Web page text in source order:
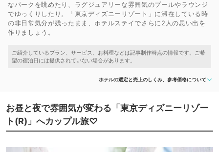
なパークを眺めたり、ラグジュアリーな雰囲気のプールやラウンジ
でゆっくりしたり。「東京ディズニーリゾート」に滞在している時
の非日常気分が残ったまま、ホテルステイでさらに2人の思い出を
作りましょう。
ホテルの選定と売上のしくみ、参考価格について
お昼と夜で雰囲気が変わる「東京ディズニーリゾー
ト(R)」へカップル旅♡